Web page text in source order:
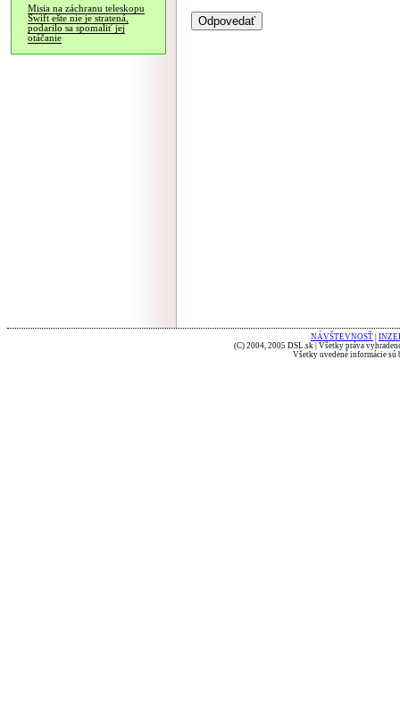
Misia na záchranu teleskopu
Swift ešte nie je stratená,
podarilo sa spomaliť jej
otáčanie
NÁVŠTEVNOSŤ
(C) 2004, 2005 DSL.sk | Všetky práva
Všetky uvedené informácie sú